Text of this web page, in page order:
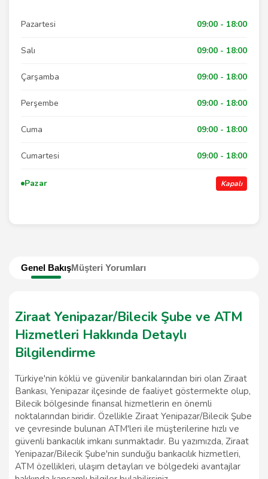
Genel BakışMüşteri Yorumları
Ziraat Yenipazar/Bilecik Şube ve ATM
Hizmetleri Hakkında Detaylı
Bilgilendirme
Türkiye'nin köklü ve güvenilir bankalarından biri olan Ziraat
Bankası, Yenipazar ilçesinde de faaliyet göstermekte olup,
Bilecik bölgesinde finansal hizmetlerin en önemli
noktalarından biridir. Özellikle Ziraat Yenipazar/Bilecik Şube
ve çevresinde bulunan ATM'leri ile müşterilerine hızlı ve
güvenli bankacılık imkanı sunmaktadır. Bu yazımızda, Ziraat
Yenipazar/Bilecik Şube'nin sunduğu bankacılık hizmetleri,
ATM özellikleri, ulaşım detayları ve bölgedeki avantajlar
Pazartesi 09:00 - 18:00
Salı 09:00 - 18:00
Çarşamba 09:00 - 18:00
Perşembe 09:00 - 18:00
Cuma 09:00 - 18:00
Cumartesi 09:00 - 18:00
Pazar Kapalı